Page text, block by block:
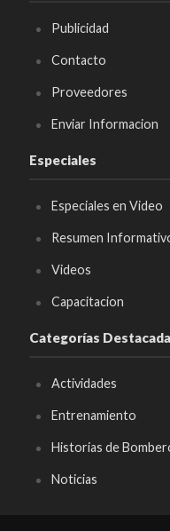
Publicidad
Contacto
Proveedores
Enviar Informacion
Especiales
Especiales en Video
Resumen
Videos
Capacitacion
Categorías
Actividades
Entrenamiento
Historias de
Noticias